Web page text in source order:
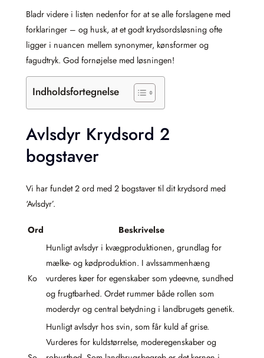
Bladr videre i listen nedenfor for at se alle forslagene med
forklaringer – og husk, at et godt krydsordsløsning ofte
ligger i nuancen mellem synonymer, kønsformer og
fagudtryk. God fornøjelse med løsningen!
Indholdsfortegnelse
Avlsdyr Krydsord 2
bogstaver
Vi har fundet 2 ord med 2 bogstaver til dit krydsord med
‘Avlsdyr’.
Ord Beskrivelse
Ko
Hunligt avlsdyr i kvægproduktionen, grundlag for
mælke- og kødproduktion. I avlssammenhæng
vurderes køer for egenskaber som ydeevne, sundhed
og frugtbarhed. Ordet rummer både rollen som
moderdyr og central betydning i landbrugets genetik.
Hunligt avlsdyr hos svin, som får kuld af grise.
Vurderes for kuldstørrelse, moderegenskaber og